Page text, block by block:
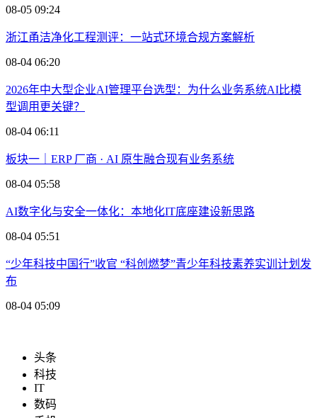
08-05 09:24
浙江甬洁净化工程测评：一站式环境合规方案解析
08-04 06:20
2026年中大型企业AI管理平台选型：为什么业务系统AI比模
型调用更关键？
08-04 06:11
板块一｜ERP 厂商 · AI 原生融合现有业务系统
08-04 05:58
AI数字化与安全一体化：本地化IT底座建设新思路
08-04 05:51
“少年科技中国行”收官 “科创燃梦”青少年科技素养实训计划发
布
08-04 05:09
头条
科技
IT
数码